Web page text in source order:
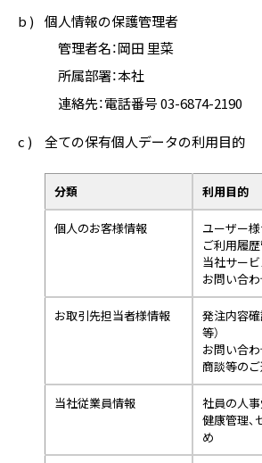
b ) 個人情報の保護管理者
管理者名：岡田 里菜
所属部署：本社
連絡先：電話番号 03-6874-2190
c )
全ての保有個人データの利用目的
分類 利用目的
個人のお客様情報
ユーザー
ご利用履
当社サー
お問い合
お取引先担当者様情報
発注内容確
等）
お問い合
商談等の
当社従業員情報
社員の人事
健康管理、
め